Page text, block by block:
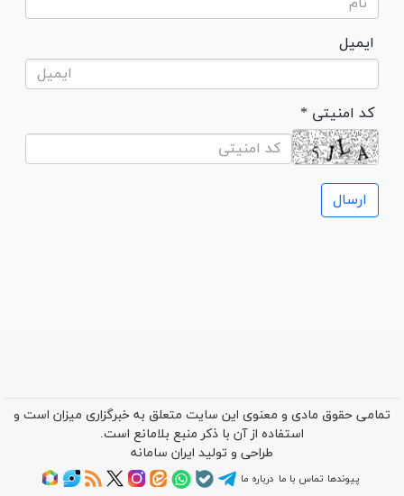
ایمیل
* کد امنیتی
تمامی حقوق مادی و معنوی این سایت متعلق به خبرگزاری میزان است و
استفاده از آن با ذکر منبع بلامانع است.
طراحی و تولید ایران سامانه
پیوندها تماس با ما درباره ما